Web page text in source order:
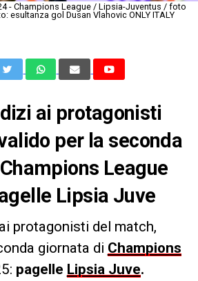
- Champions League / Lipsia-Juventus / foto
esultanza gol Dusan Vlahovic ONLY ITALY
ai protagonisti
per la seconda
League
Lipsia Juve
protagonisti del match,
giornata di Champions
pagelle Lipsia Juve.